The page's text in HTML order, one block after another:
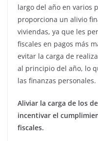
largo del año en varios
proporciona un alivio
viviendas, ya que les
fiscales en pagos más
evitar la carga de
al principio del año, lo
las finanzas personales.
Aliviar la carga de los
incentivar el
fiscales.